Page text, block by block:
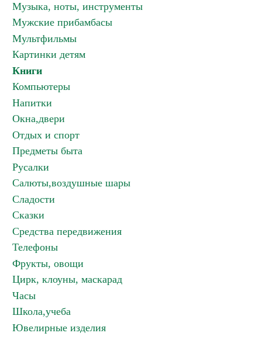
Музыка, ноты, инструменты
Мужские прибамбасы
Мультфильмы
Картинки детям
Книги
Компьютеры
Напитки
Окна,двери
Отдых и спорт
Предметы быта
Русалки
Салюты,воздушные шары
Сладости
Сказки
Средства передвижения
Телефоны
Фрукты, овощи
Цирк, клоуны, маскарад
Часы
Школа,учеба
Ювелирные изделия